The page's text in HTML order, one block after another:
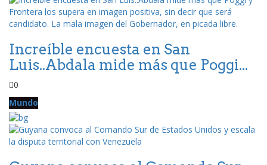
Increíble encuesta en San
Luis..Abdala mide más que Poggi...
0
Mundo